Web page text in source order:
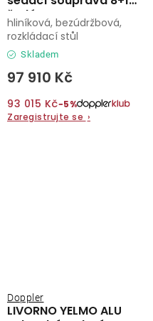
šedá
Skladem
97 910 Kč
93 015 Kč−5%
Zaregistrujte se ›
hliníková, bezúdržbová,
rozkládací stůl
LIVORNO YELMO ALU
Doppler